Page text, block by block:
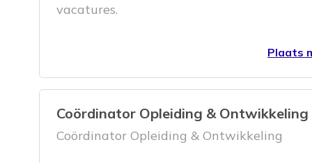
vacatures.
Plaats
Coördinator Opleiding & Ontwikkeling
Coördinator Opleiding & Ontwikkeling